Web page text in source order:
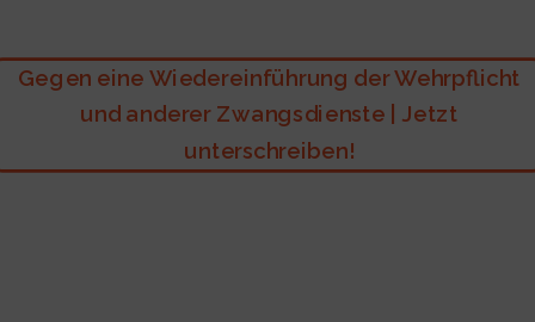
Gegen eine Wiedereinführung der Wehrpflicht
und anderer Zwangsdienste | Jetzt
unterschreiben!